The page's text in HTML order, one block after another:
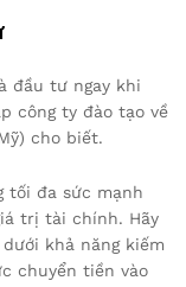
đầu tư ngay khi
công ty đào tạo về
cho biết.
tối đa sức mạnh
trị tài chính. Hãy
khả năng kiếm
chuyển tiền vào